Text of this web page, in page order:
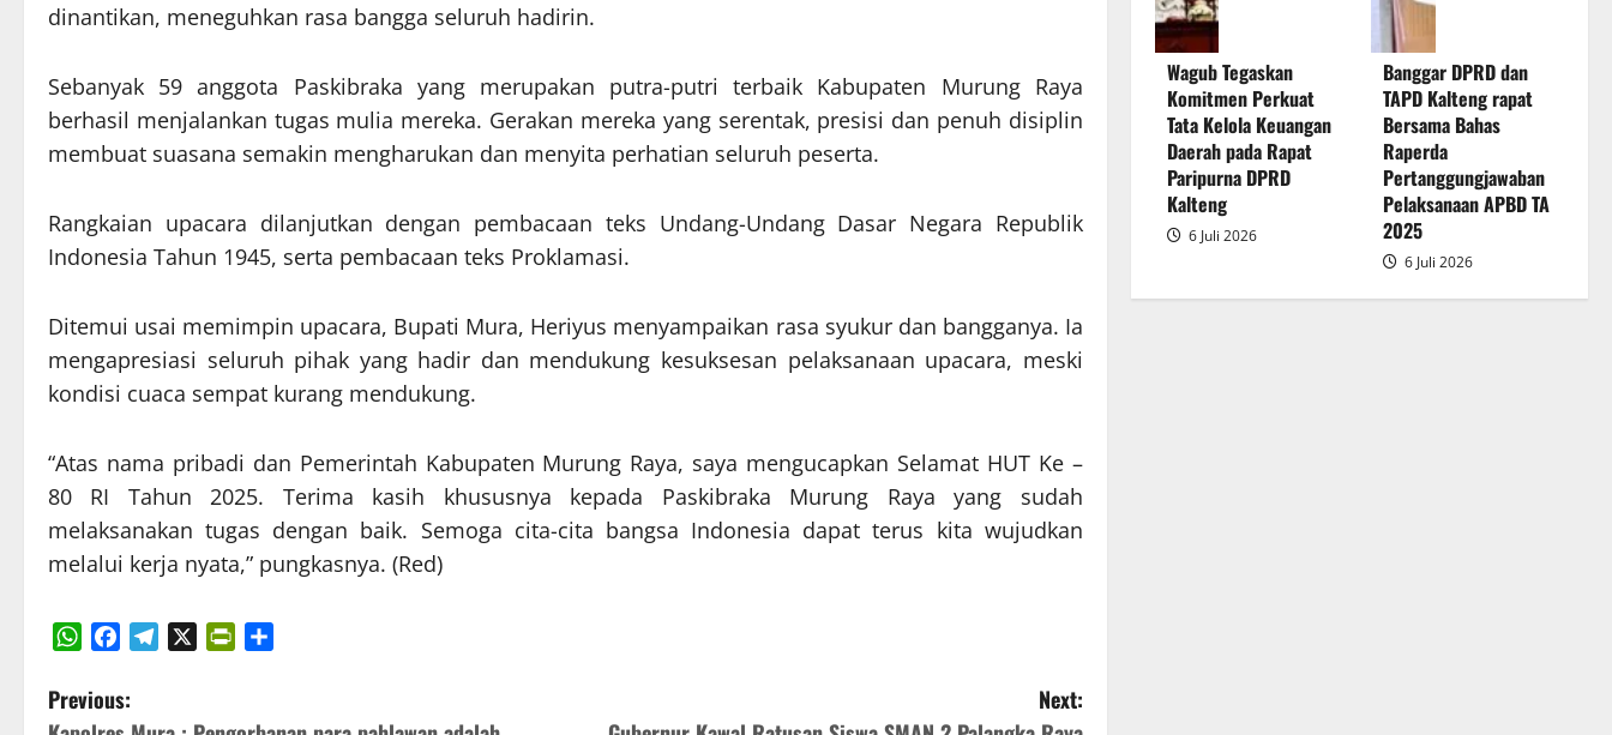
dinantikan, meneguhkan rasa bangga seluruh hadirin.
Sebanyak 59 anggota Paskibraka yang merupakan putra-putri terbaik Kabupaten Murung Raya
berhasil menjalankan tugas mulia mereka. Gerakan mereka yang serentak, presisi dan penuh disiplin
membuat suasana semakin mengharukan dan menyita perhatian seluruh peserta.
Rangkaian upacara dilanjutkan dengan pembacaan teks Undang-Undang Dasar Negara Republik
Indonesia Tahun 1945, serta pembacaan teks Proklamasi.
Ditemui usai memimpin upacara, Bupati Mura, Heriyus menyampaikan rasa syukur dan bangganya. Ia
mengapresiasi seluruh pihak yang hadir dan mendukung kesuksesan pelaksanaan upacara, meski
kondisi cuaca sempat kurang mendukung.
“Atas nama pribadi dan Pemerintah Kabupaten Murung Raya, saya mengucapkan Selamat HUT Ke –
80 RI Tahun 2025. Terima kasih khususnya kepada Paskibraka Murung Raya yang sudah
melaksanakan tugas dengan baik. Semoga cita-cita bangsa Indonesia dapat terus kita wujudkan
melalui kerja nyata,” pungkasnya. (Red)
P
Previous:
Next:
Raperda
Pertanggungjawaban
Pelaksanaan
APBD
Wagub Tegaskan
Komitmen Perkuat
Tata Kelola Keuangan
Daerah pada Rapat
Paripurna DPRD
Kalteng
6 Juli 2026
Banggar DPRD dan
TAPD Kalteng rapat
Bersama Bahas
Raperda
Pertanggungjawaban
Pelaksanaan APBD TA
2025
6 Juli 2026